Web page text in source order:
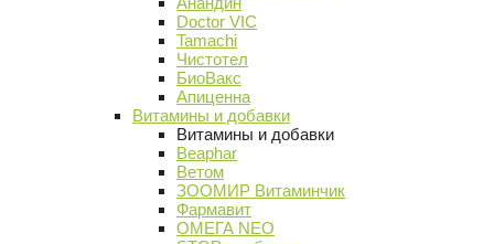
Doctor VIC
Tamachi
Чистотел
БиоВакс
Апиценна
Витамины и добавки
Витамины и добавки
Beaphar
Ветом
ЗООМИР Витаминчик
Фармавит
ОМЕГА NEO